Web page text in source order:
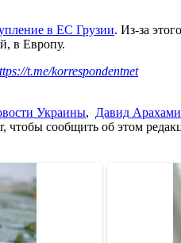
в ЕС Грузии. Из-за
в Европу.
t.me/korrespondentnet
Украины, Давид
чтобы сообщить об этом